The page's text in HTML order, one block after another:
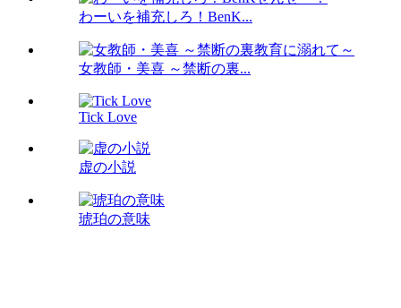
わーいを補充しろ！BenK...
女教師・美喜 ～禁断の裏...
Tick Love
虚の小説
琥珀の意味